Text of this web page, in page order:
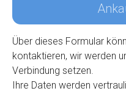
Über dieses Formular
kontaktieren, wir werden
Verbindung setzen.
Ihre Daten werden